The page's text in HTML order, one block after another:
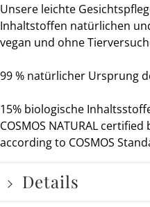
Unsere leichte
Inhaltstoffen natürlichen
vegan und ohne
99 % natürlicher Ursprung
15% biologische
COSMOS NATURAL certified
according to COSMOS
Details